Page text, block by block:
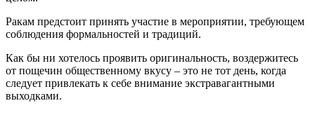
Ракам предстоит принять участие в мероприятии, требующем
соблюдения формальностей и традиций.
Как бы ни хотелось проявить оригинальность, воздержитесь
от пощечин общественному вкусу – это не тот день, когда
следует привлекать к себе внимание экстравагантными
выходками.